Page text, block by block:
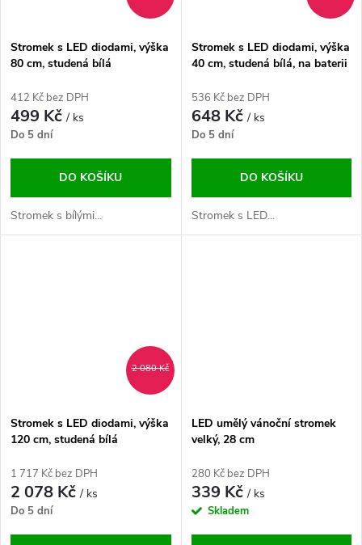
Stromek s LED diodami, výška
80 cm, studená bílá
412 Kč bez DPH
499 Kč/ ks
Do 5 dní
DO KOŠÍKU
Stromek s bílými...
Stromek s LED diodami, výška
40 cm, studená bílá, na baterii
536 Kč bez DPH
648 Kč/ ks
Do 5 dní
DO KOŠÍKU
Stromek s LED...
2 080 Kč
Stromek s LED diodami, výška
120 cm, studená bílá
1 717 Kč bez DPH
2 078 Kč/ ks
Do 5 dní
LED umělý vánoční stromek
velký, 28 cm
280 Kč bez DPH
339 Kč/ ks
Skladem